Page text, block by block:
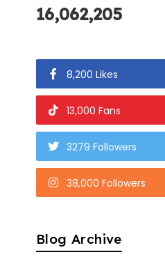
16,062,205
8,200 Likes
13,000 Fans
3279 Followers
38,000 Followers
Blog Archive